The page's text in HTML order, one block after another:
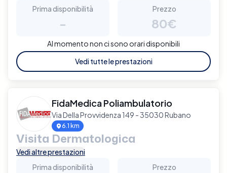
Prima disponibilità
-
Prezzo
80€
Al momento non ci sono orari disponibili
Vedi tutte le prestazioni
FidaMedica Poliambulatorio
Via Della Provvidenza 149 - 35030 Rubano
6.1 km
Visita Dermatologica
Vedi altre prestazioni
Prima disponibilità
Prezzo